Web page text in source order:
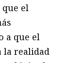
el
a que el
la realidad